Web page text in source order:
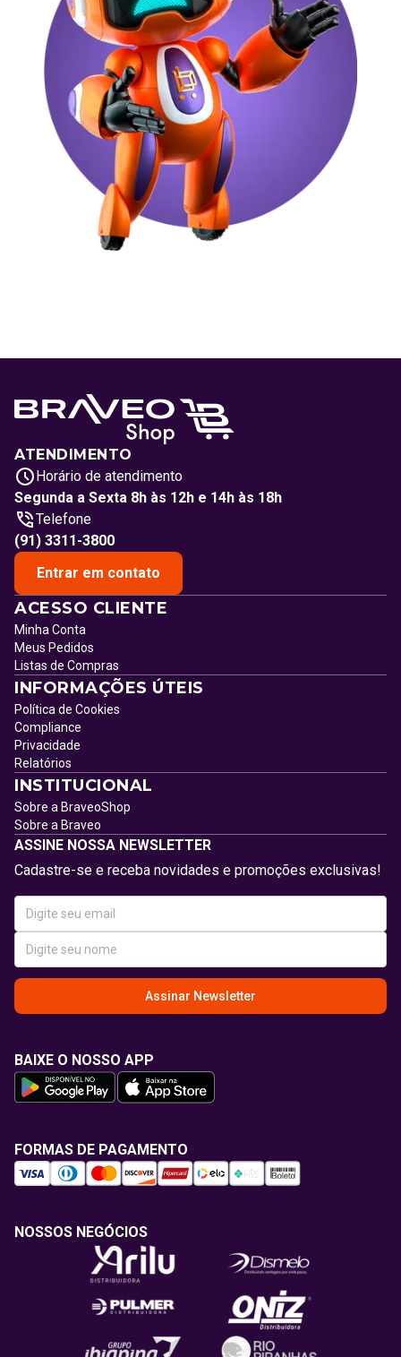
ATENDIMENTO
Horário de atendimento
Segunda a Sexta 8h às 12h e 14h às 18h
Telefone
(91) 3311-3800
Entrar em contato
ACESSO CLIENTE
Minha Conta
Meus Pedidos
Listas de Compras
INFORMAÇÕES ÚTEIS
Política de Cookies
Compliance
Privacidade
Relatórios
INSTITUCIONAL
Sobre a BraveoShop
Sobre a Braveo
ASSINE NOSSA NEWSLETTER
Cadastre-se e receba novidades e promoções exclusivas!
Assinar Newsletter
BAIXE O NOSSO APP
FORMAS DE PAGAMENTO
NOSSOS NEGÓCIOS